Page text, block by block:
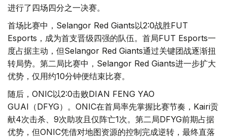
进行了四场四分之一决赛。
首场比赛中，Selangor Red Giants以2:0战胜FUT
Esports，成为首支晋级四强的队伍。首局FUT Esports一
度占据主动，但Selangor Red Giants通过关键团战逐渐扭
转局势。第二局比赛中，Selangor Red Giants进一步扩大
优势，仅用约10分钟便结束比赛。
随后，ONIC以2:0击败DIAN FENG YAO
GUAI（DFYG）。ONIC在首局率先掌握比赛节奏，Kairi贡
献4次击杀、9次助攻且仅阵亡1次。第二局DFYG前期占据
优势，但ONIC凭借对地图资源的控制完成逆转，最终直落